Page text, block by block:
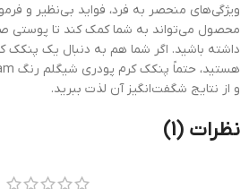
ویژگی‌های منحصر به فرد، فواید بی‌نظیر و
محصول می‌تواند به شما کمک کند تا
داشته باشید. اگر شما هم به دنبال یک پنکک
و از نتایج شگفت‌انگیز آن لذت ببرید.
نظرات (1)